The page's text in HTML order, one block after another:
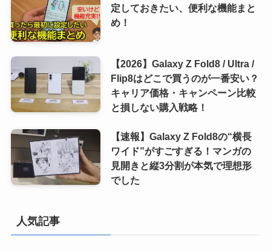
定しておきたい、便利な機能まと
め！
【2026】Galaxy Z Fold8 / Ultra /
Flip8はどこで買うのが一番安い？
キャリア価格・キャンペーン比較
と損しない購入戦略！
【速報】Galaxy Z Fold8の“横長
ワイド”がすごすぎる！マンガの
見開きと縦3分割が本気で理想形
でした
人気記事